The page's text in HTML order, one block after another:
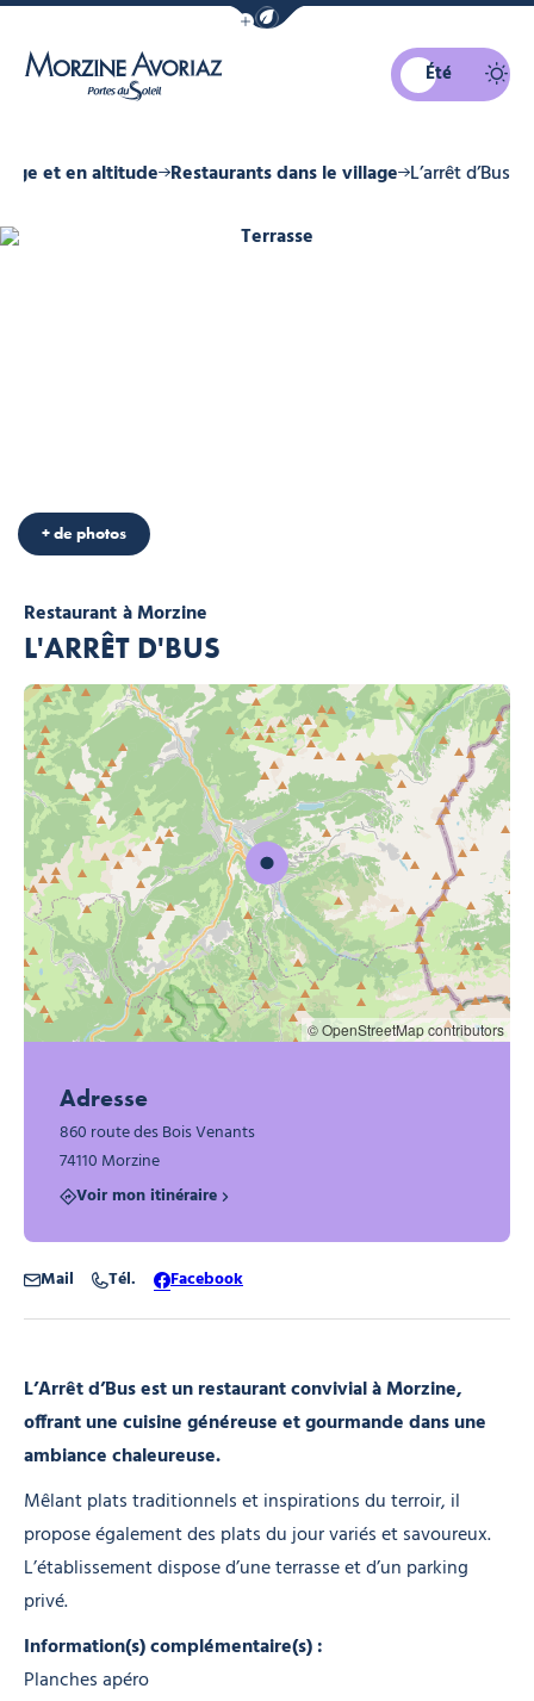
Afficher la barre de navigation du
Été
et en altitude Restaurants dans le village L’arrêt d’Bus
Restaurantà Morzine
L'ARRÊT D'BUS
Terrasse
+ de photos
L’Arrêt d’Bus est un restaurant convivial à Morzine,
offrant une cuisine généreuse et gourmande dans une
ambiance chaleureuse.
Mêlant plats traditionnels et inspirations du terroir, il
propose également des plats du jour variés et savoureux.
L’établissement dispose d’une terrasse et d’un parking
privé.
Information(s) complémentaire(s) :
Planches apéro
© OpenStreetMap contributors
Adresse
860 route des Bois Venants
74110 Morzine
Voir mon itinéraire
Mail Tél. Facebook